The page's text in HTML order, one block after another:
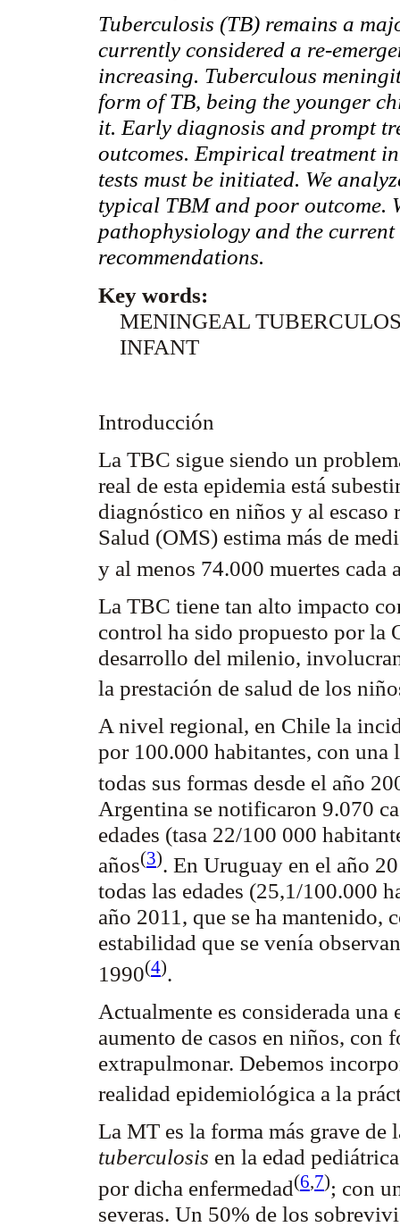
Tuberculosis (TB) remains a
currently considered a re-
increasing. Tuberculous
form of TB, being the younger
it. Early diagnosis and prompt
outcomes. Empirical treatment
tests must be initiated. We
typical TBM and poor outcome.
pathophysiology and the
recommendations.
Key words:
MENINGEAL
INFANT
Introducción
La TBC sigue siendo un
real de esta epidemia está
diagnóstico en niños y al
Salud (OMS) estima más de
y al menos 74.000 muertes cada
La TBC tiene tan alto impacto
control ha sido propuesto por la
desarrollo del milenio,
la prestación de salud de los
A nivel regional, en Chile la
por 100.000 habitantes, con una
todas sus formas desde el año
Argentina se notificaron 9.070
edades (tasa 22/100 000
años(3). En Uruguay en el año
todas las edades (25,1/100.000
año 2011, que se ha mantenido,
estabilidad que se venía
1990(4).
Actualmente es considerada
aumento de casos en niños, con
extrapulmonar. Debemos
realidad epidemiológica a la
La MT es la forma más grave
tuberculosis en la edad
por dicha enfermedad(6,7); con
severas. Un 50% de los